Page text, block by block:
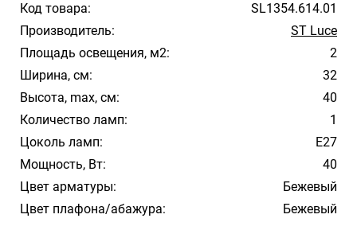
Код товара:
SL1354.614.01
Производитель:
ST Luce
Площадь освещения, м2:
2
Ширина, см:
32
Высота, max, см:
40
Количество ламп:
1
Цоколь ламп:
E27
Мощность, Вт:
40
Цвет арматуры:
Бежевый
Цвет плафона/абажура:
Бежевый